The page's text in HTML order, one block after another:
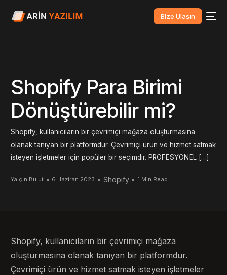
Bize Ulaşın
Shopify Para Birimi
Dönüştürebilir mi?
Shopify, kullanıcıların bir çevrimiçi mağaza oluşturmasına
olanak tanıyan bir platformdur. Çevrimiçi ürün ve hizmet satmak
isteyen işletmeler için popüler bir seçimdir. PROFESYONEL […]
Yalçın Bulut 6 Haziran 2023 Shopify 1 Min Read
Shopify, kullanıcıların bir çevrimiçi mağaza
oluşturmasına olanak tanıyan bir platformdur.
Çevrimiçi ürün ve hizmet satmak isteyen işletmeler